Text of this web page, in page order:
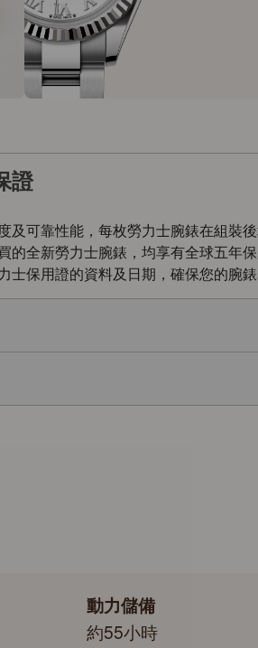
證
及可靠性能，每枚勞力士腕錶在組裝
的全新勞力士腕錶，均享有全球五年
士保用證的資料及日期，確保您的腕錶
有全球五年保用保證，並附上綠色印
證明腕錶除了機芯獲瑞士精密時計測
動力儲備
約55小時